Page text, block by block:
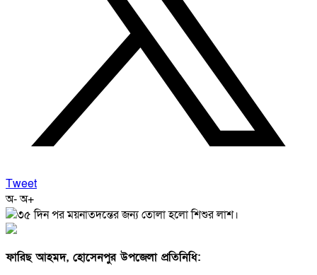
Tweet
অ-অ+
ফারিছ আহমদ, হোসেনপুর উপজেলা প্রতিনিধি: